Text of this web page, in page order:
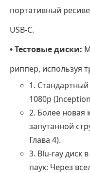
4.
скопировать
ray
диски.
портативный
USB-C.
• Тестовые диски:
риппер, используя
1.
1080p
2. Более новая
запутанной
Глава 4).
3. Blu-ray диск
паук: Через